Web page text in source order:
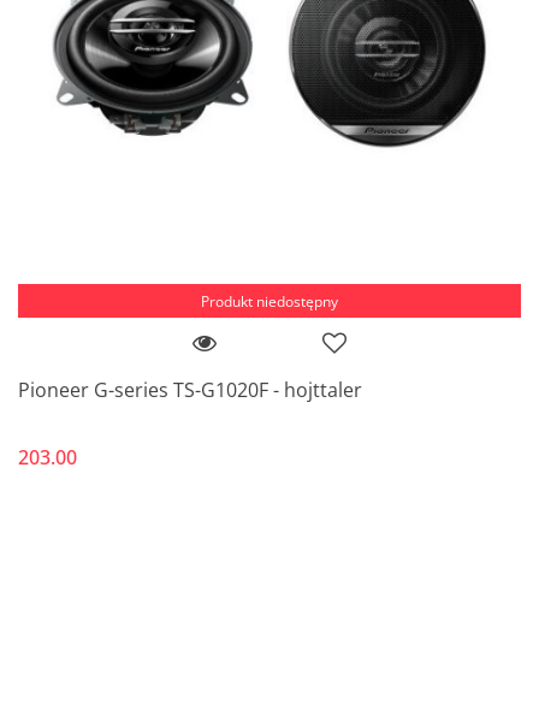
Produkt niedostępny
Pioneer G-series TS-G1020F - hojttaler
203.00